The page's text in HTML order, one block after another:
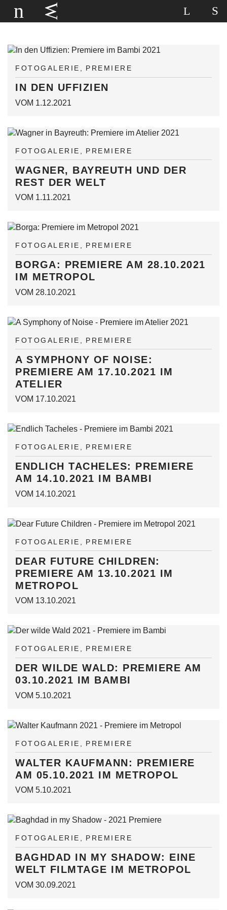
FOTOGALERIE PREMIERE
IN DEN UFFIZIEN
VOM 1.12.2021
FOTOGALERIE PREMIERE
WAGNER, BAYREUTH UND DER
REST DER WELT
VOM 1.11.2021
FOTOGALERIE PREMIERE
BORGA: PREMIERE AM 28.10.2021
IM METROPOL
VOM 28.10.2021
FOTOGALERIE PREMIERE
A SYMPHONY OF NOISE:
PREMIERE AM 17.10.2021 IM
ATELIER
VOM 17.10.2021
FOTOGALERIE PREMIERE
ENDLICH TACHELES: PREMIERE
AM 14.10.2021 IM BAMBI
VOM 14.10.2021
FOTOGALERIE PREMIERE
DEAR FUTURE CHILDREN:
PREMIERE AM 13.10.2021 IM
METROPOL
VOM 13.10.2021
FOTOGALERIE PREMIERE
DER WILDE WALD: PREMIERE AM
03.10.2021 IM BAMBI
VOM 5.10.2021
FOTOGALERIE PREMIERE
WALTER KAUFMANN: PREMIERE
AM 05.10.2021 IM METROPOL
VOM 5.10.2021
FOTOGALERIE PREMIERE
BAGHDAD IN MY SHADOW: EINE
WELT FILMTAGE IM METROPOL
VOM 30.09.2021